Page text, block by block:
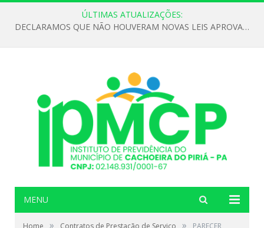
ÚLTIMAS ATUALIZAÇÕES:
DECLARAMOS QUE NÃO HOUVERAM NOVAS LEIS APROVADAS ATÉ O MOMENTO PARA O INSTITUTO DE PREVIDÊNCIA NO ANO DE 2026
MENU
Home » Contratos de Prestação de Serviço »
PARECER